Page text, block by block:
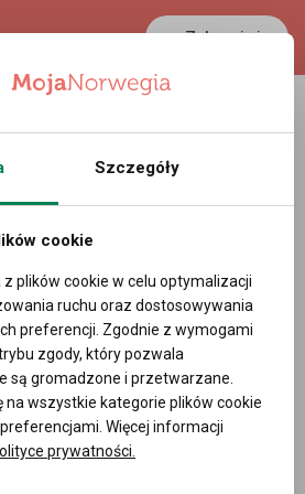
Zaloguj się
0.3898 PLN
w Norwegii
ofertach pracy
OFERTĘ PRACY
Szczegóły
cookie
plików cookie w celu optymalizacji
ruchu oraz dostosowywania
preferencji. Zgodnie z wymogami
zgody, który pozwala
są gromadzone i przetwarzane.
na wszystkie kategorie plików cookie
Więcej informacji
prywatności.